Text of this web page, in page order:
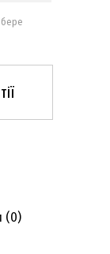
(0)